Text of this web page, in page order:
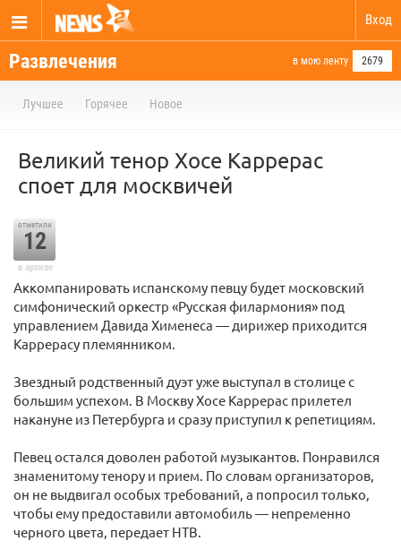
Вход
Развлечения в мою ленту 2679
Лучшее Горячее Новое
Великий тенор Хосе Каррерас
споет для москвичей
отметили
12
в архиве
Аккомпанировать испанскому певцу будет московский
симфонический оркестр «Русская филармония» под
управлением Давида Хименеса — дирижер приходится
Каррерасу племянником.
Звездный родственный дуэт уже выступал в столице с
большим успехом. В Москву Хосе Каррерас прилетел
накануне из Петербурга и сразу приступил к репетициям.
Певец остался доволен работой музыкантов. Понравился
знаменитому тенору и прием. По словам организаторов,
он не выдвигал особых требований, а попросил только,
чтобы ему предоставили автомобиль — непременно
черного цвета, передает НТВ.